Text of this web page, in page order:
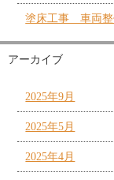
塗床工事 車両
アーカイブ
2025年9月
2025年5月
2025年4月